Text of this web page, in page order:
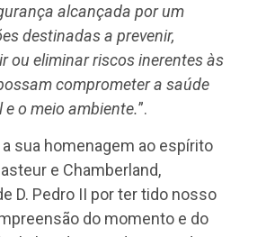
alcançada por um
destinadas a prevenir,
ou eliminar riscos inerentes às
comprometer a saúde
o meio ambiente.”.
sua homenagem ao espírito
e Chamberland,
D. Pedro II por ter tido nosso
do momento e do